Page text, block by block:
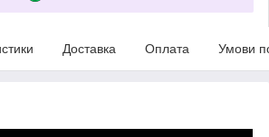
Доставка Оплата Умови